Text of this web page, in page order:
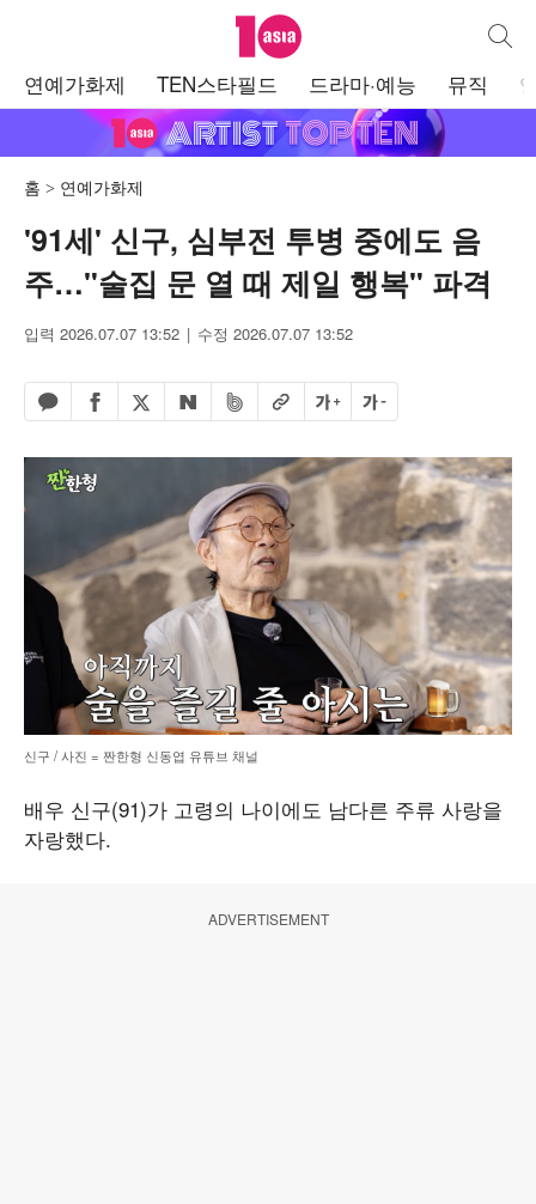
텐아시아 통합
연예가화제 TEN스타필드 드라마·예능 뮤직
홈 연예가화제
'91세' 신구, 심부전 투병 중에도 음
주…"술집 문 열 때 제일 행복" 파격
입력 2026.07.07 13:52 수정 2026.07.07 13:52
카카오톡 공유하기
페이스북 공유하기
엑스 공유하기
네이버 공유하기
밴드 공유하기
URL복사글자 크게글자 작게
신구 / 사진 = 짠한형 신동엽 유튜브 채널
배우 신구(91)가 고령의 나이에도 남다른 주류 사랑을
자랑했다.
ADVERTISEMENT